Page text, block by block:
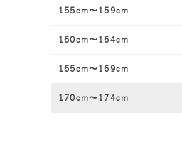
155cm〜159cm
160cm〜164cm
165cm〜169cm
170cm〜174cm